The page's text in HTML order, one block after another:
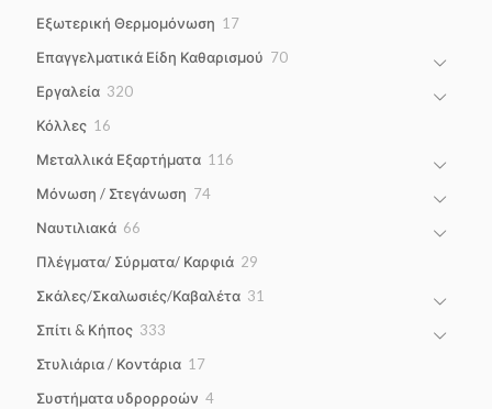
Εξωτερική Θερμομόνωση 1717
Επαγγελματικά Είδη Καθαρισμού 7070
Εργαλεία 320320
Κόλλες 16
Μεταλλικά Εξαρτήματα 116
Μόνωση / Στεγάνωση 7474
Ναυτιλιακά 66
Πλέγματα/ Σύρματα/ Καρφιά 29
Σκάλες/Σκαλωσιές/Καβαλέτα 31
Σπίτι & Κήπος 333
Στυλιάρια / Κοντάρια 1717
Συστήματα υδρορροών 44